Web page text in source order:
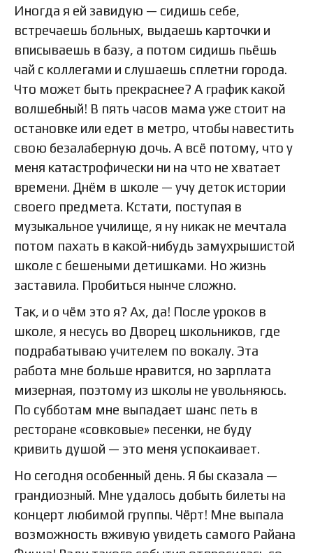
Иногда я ей завидую — сидишь себе,
встречаешь больных, выдаешь карточки и
вписываешь в базу, а потом сидишь пьёшь
чай с коллегами и слушаешь сплетни города.
Что может быть прекраснее? А график какой
волшебный! В пять часов мама уже стоит на
остановке или едет в метро, чтобы навестить
свою безалаберную дочь. А всё потому, что у
меня катастрофически ни на что не хватает
времени. Днём в школе — учу деток истории
своего предмета. Кстати, поступая в
музыкальное училище, я ну никак не мечтала
потом пахать в какой-нибудь замухрышистой
школе с бешеными детишками. Но жизнь
заставила. Пробиться нынче сложно.
Так, и о чём это я? Ах, да! После уроков в
школе, я несусь во Дворец школьников, где
подрабатываю учителем по вокалу. Эта
работа мне больше нравится, но зарплата
мизерная, поэтому из школы не увольняюсь.
По субботам мне выпадает шанс петь в
ресторане «совковые» песенки, не буду
кривить душой — это меня успокаивает.
Но сегодня особенный день. Я бы сказала —
грандиозный. Мне удалось добыть билеты на
концерт любимой группы. Чёрт! Мне выпала
возможность вживую увидеть самого Райана